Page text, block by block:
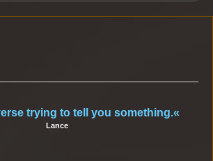
trying to tell you something.«
Lance